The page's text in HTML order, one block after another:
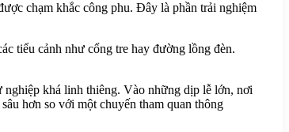
chạm khắc công phu. Đây là phần trải nghiệm
tiểu cảnh như cổng tre hay đường lồng đèn.
nghiệp khá linh thiêng. Vào những dịp lễ lớn, nơi
hơn so với một chuyến tham quan thông